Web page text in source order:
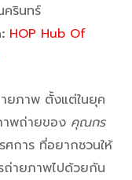
รินทร์
HOP Hub Of
ยภาพ ตั้งแต่ในยุค
พถ่ายของ คุณกร
ศการ ที่อยากชวนให้
ถ่ายภาพไปด้วยกัน